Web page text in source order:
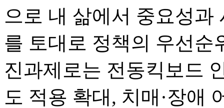
으로 내 삶에서 중요성과
를 토대로 정책의 우선순
진과제로는 전동킥보드
도 적용 확대, 치매·장애